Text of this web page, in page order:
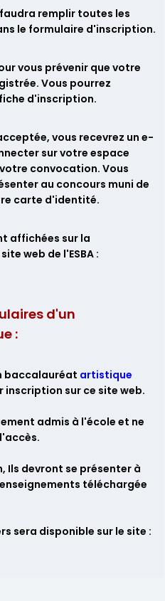
remplir toutes les
le formulaire d'inscription.
vous prévenir que votre
Vous pourrez
d'inscription.
vous recevrez un e-
sur votre espace
convocation. Vous
au concours muni de
carte d'identité.
affichées sur la
web de l'ESBA :
d'un
:
baccalauréat artistique
sur ce site web.
admis à l'école et ne
Ils devront se présenter à
téléchargée
sera disponible sur le site :